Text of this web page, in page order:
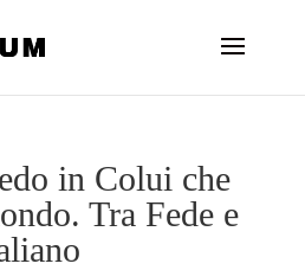
in Colui che
Tra Fede e